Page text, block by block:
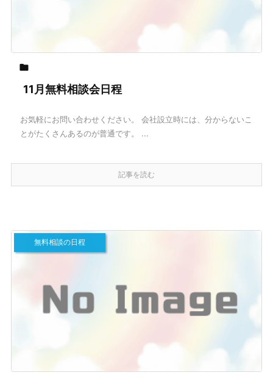

11月無料相談会日程
お気軽にお問い合わせください。 会社設立時には、分からないこ
とがたくさんあるのが普通です。 ...
記事を読む
無料相談の日程